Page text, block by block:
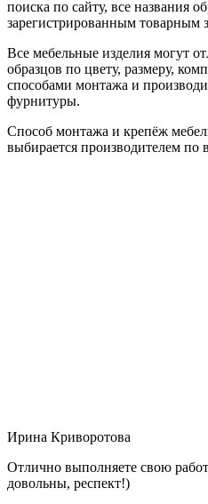
поиска по сайту, все названия
зарегистрированным товарным
Все мебельные изделия могут
образцов по цвету, размеру,
способами монтажа и
фурнитуры.
Способ монтажа и крепёж
выбирается производителем по
Ирина Криворотова
Отлично выполняете свою
довольны, респект!)